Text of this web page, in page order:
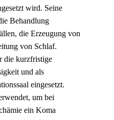
wird. Seine
Behandlung
die Erzeugung von
von Schlaf.
die kurzfristige
und als
eingesetzt.
um bei
ein Koma